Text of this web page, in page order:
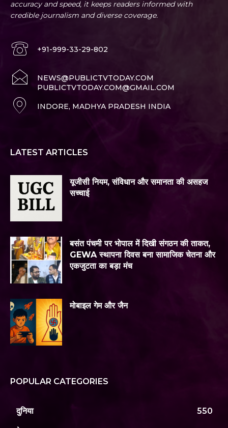
accuracy and speed, it keeps readers informed with
credible journalism and diverse coverage.
+91-999-33-29-802
NEWS@PUBLICTVTODAY.COM
PUBLICTVTODAY.COM@GMAIL.COM
INDORE, MADHYA PRADESH INDIA
LATEST ARTICLES
यूजीसी नियम, संविधान और समानता की असहज
सच्चाई
बसंत पंचमी पर भोपाल में दिखी संगठन की ताकत,
GEWA स्थापना दिवस बना सामाजिक चेतना और
एकजुटता का बड़ा मंच
मोबाइल गेम और जैन
POPULAR CATEGORIES
दुनिया 550